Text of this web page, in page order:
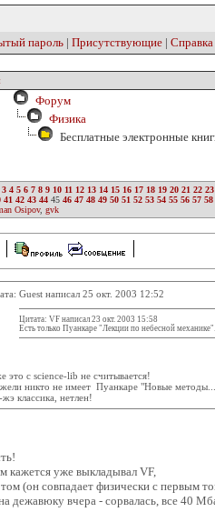
пароль | Присутствующие | Справка
Форум
Физика
Бесплатные электронные
3 4 5 6 7 8 9 10 11 12 13 14 15 16 17 18 19 20 21 22 23
41 42 43 44 45 46 47 48 49 50 51 52 53 54 55 56 57 58
Osipov, gvk
Guest написал 25 окт. 2003 12:52
Цитата: VF написал 23 окт. 2003 15:58
Есть только Пуанкаре "Лекции по небесной механике".
это с science-lib не считывается!
никто не имеет Пуанкаре "Новые
классика, нетлен!
кажется уже выкладывал VF,
(он совпадает физически с первым
дежавюку вчера - сорвалась, все 40